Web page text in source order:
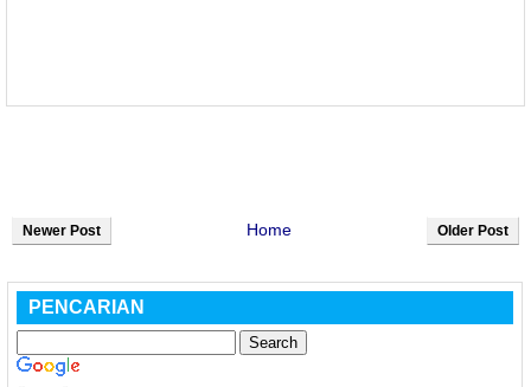
Newer Post Older Post
Home
PENCARIAN